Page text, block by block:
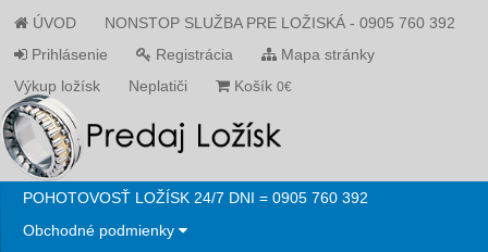
ÚVOD
NONSTOP SLUŽBA PRE LOŽISKÁ - 0905 760 392
Prihlásenie
Registrácia
Mapa stránky
Výkup ložísk
Neplatiči Košík 0€
POHOTOVOSŤ LOŽÍSK 24/7 DNI = 0905 760 392
Obchodné podmienky